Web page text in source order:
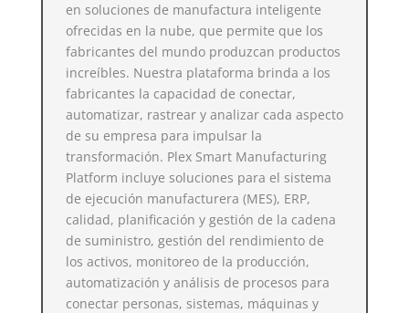
en soluciones de manufactura inteligente
ofrecidas en la nube, que permite que los
fabricantes del mundo produzcan productos
increíbles. Nuestra plataforma brinda a los
fabricantes la capacidad de conectar,
automatizar, rastrear y analizar cada aspecto
de su empresa para impulsar la
transformación. Plex Smart Manufacturing
Platform incluye soluciones para el sistema
de ejecución manufacturera (MES), ERP,
calidad, planificación y gestión de la cadena
de suministro, gestión del rendimiento de
los activos, monitoreo de la producción,
automatización y análisis de procesos para
conectar personas, sistemas, máquinas y